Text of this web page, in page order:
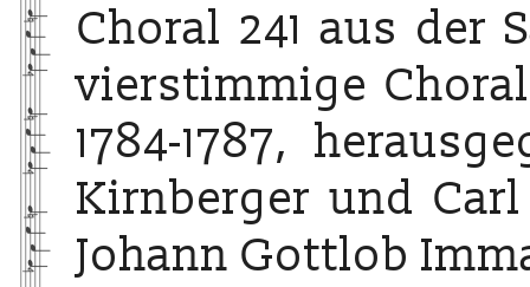
Choral 241 aus der
vierstimmige
1784-1787,
Kirnberger und
Johann Gottlob